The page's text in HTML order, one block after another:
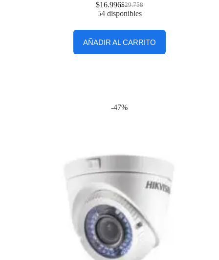
$29.758
$16.996
54 disponibles
AÑADIR AL CARRITO
-47%